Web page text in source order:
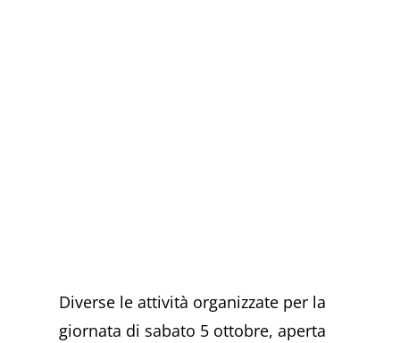
Diverse le attività organizzate per la
giornata di sabato 5 ottobre, aperta